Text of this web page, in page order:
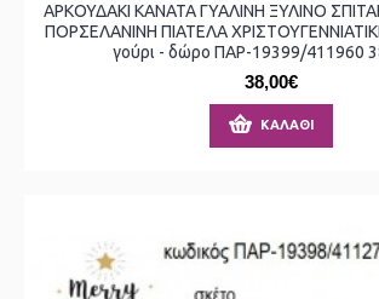
ΑΡΚΟΥΔΑΚΙ ΚΑΝΑΤΑ ΓΥΑΛΙΝΗ ΞΥΛΙΝΟ
ΠΟΡΣΕΛΑΝΙΝΗ ΠΙΑΤΕΛΑ
γούρι - δώρο ΠΑΡ-19399/411960
38,00€
ΚΑΛΆΘΙ